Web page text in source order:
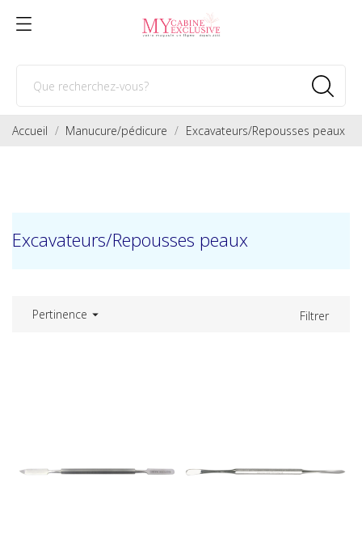
Accueil Manucure/pédicure Excavateurs/Repousses peaux
Excavateurs/Repousses peaux
Pertinence  Filtrer